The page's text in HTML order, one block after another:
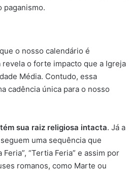
paganismo.
o nosso calendário é
o forte impacto que a Igreja
Média. Contudo, essa
cadência única para o nosso
sua raiz religiosa intacta. Já a
uma sequência que
“Tertia Feria” e assim por
romanos, como Marte ou